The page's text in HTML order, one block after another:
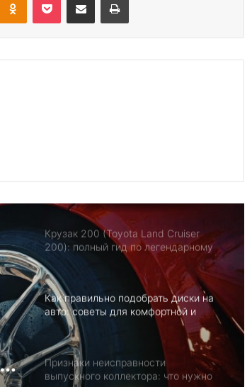
Электромобили — больше не
Polo выбрать: Trendline, Comfortline
Крузак 200 (Toyota Land Cruiser
200): полный гид по легендарному
Как правильно подобрать диски на
авто: советы для комфортной и
безопасной езды
Признаки неисправности
выпускного коллектора: что нужно